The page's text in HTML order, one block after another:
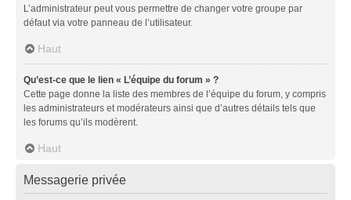
L’administrateur peut vous permettre de changer votre groupe par
défaut via votre panneau de l’utilisateur.
Haut
Qu’est-ce que le lien « L’équipe du forum » ?
Cette page donne la liste des membres de l’équipe du forum, y compris
les administrateurs et modérateurs ainsi que d’autres détails tels que
les forums qu’ils modèrent.
Haut
Messagerie privée